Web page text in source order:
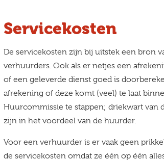
Servicekosten
De servicekosten zijn bij uitstek een bron
verhuurders. Ook als er netjes een
of een geleverde dienst goed is
afrekening of deze komt (veel) te laat
Huurcommissie te stappen; driekwart van
zijn in het voordeel van de huurder.
Voor een verhuurder is er vaak geen
de servicekosten omdat ze één op één